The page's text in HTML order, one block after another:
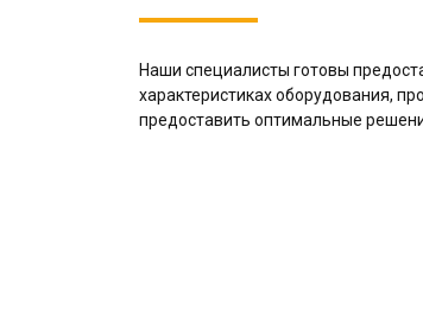
Наши специалисты готовы
характеристиках оборудования,
предоставить оптимальные